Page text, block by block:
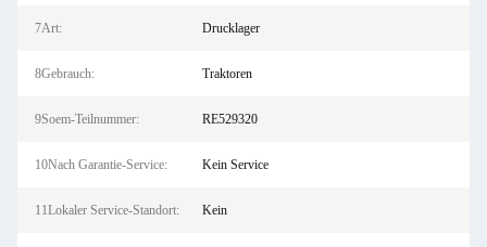
7Art: Drucklager
8Gebrauch: Traktoren
9Soem-Teilnummer: RE529320
10Nach Garantie-Service: Kein Service
11Lokaler Service-Standort: Kein